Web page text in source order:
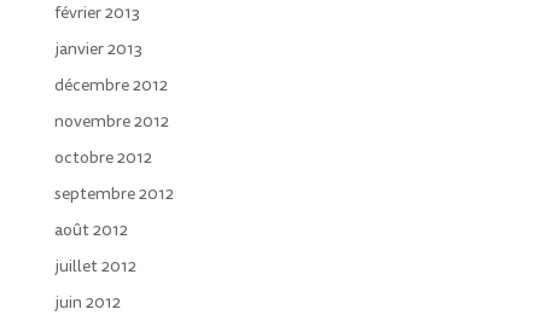
février 2013
janvier 2013
décembre 2012
novembre 2012
octobre 2012
septembre 2012
août 2012
juillet 2012
juin 2012